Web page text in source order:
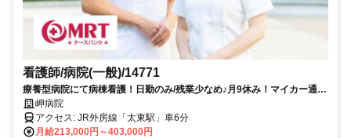
看護師/病院(一般)/14771
療養型病院にて病棟看護！日勤のみ/残業少なめ♪月9休み！マイカー通勤
可 岬病院
アクセス: JR外房線「太東駅」車6分
月給213,000円～403,000円